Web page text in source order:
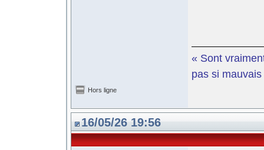
« Sont
pas si
Hors ligne
16/05/26 19:56